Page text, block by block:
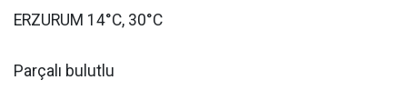
ERZURUM 14°C, 30°C
Parçalı bulutlu